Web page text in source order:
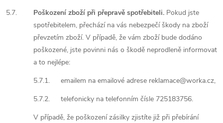
5.7.
Poškození zboží při přepravě spotřebiteli. Pokud jste
spotřebitelem, přechází na vás nebezpečí škody na zboží
převzetím zboží. V případě, že vám zboží bude dodáno
poškozené, jste povinni nás o škodě neprodleně informovat
a to nejlépe:
5.7.1.
emailem na emailové adrese reklamace@worka.cz,
5.7.2.
telefonicky na telefonním čísle 725183756.
V případě, že poškození zásilky zjistíte již při přebírání